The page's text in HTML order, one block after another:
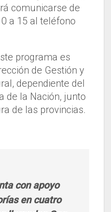
comunicarse de
a 15 al teléfono
programa es
de Gestión y
dependiente del
de la Nación, junto
de las provincias.
con apoyo
en cuatro